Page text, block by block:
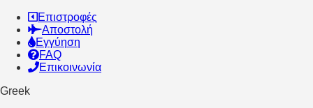
Επιστροφές
Αποστολή
Εγγύηση
FAQ
Επικοινωνία
Greek